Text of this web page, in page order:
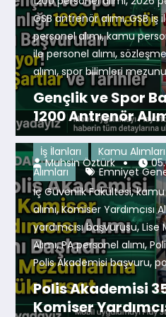
GSB antrenör alımı,GSB iş
personel alımı,kamu
ile personel alımı,
alımı,spor bilimleri mezunu
Gençlik ve Spor
1200 Antrenör
Başvuruları
Şartlar ve Tarihler
İş İlanları Kamu Alımları
Alımları
Emniyet
İç Güvenlik Fakültesi,
alımı,Komiser Yardımcısı
yardımcısı başvurusu,Lise
Alımı,PA personel alımı,
Polis Akademisi başvuru,
Polis Akademisi
Komiser
Muhsin Öztürk
2026 emekli maaşı
ödemesi,emekli fark
,En Düşük Emekli
,sosyal güvenlik
3.552 TL
Tarihi